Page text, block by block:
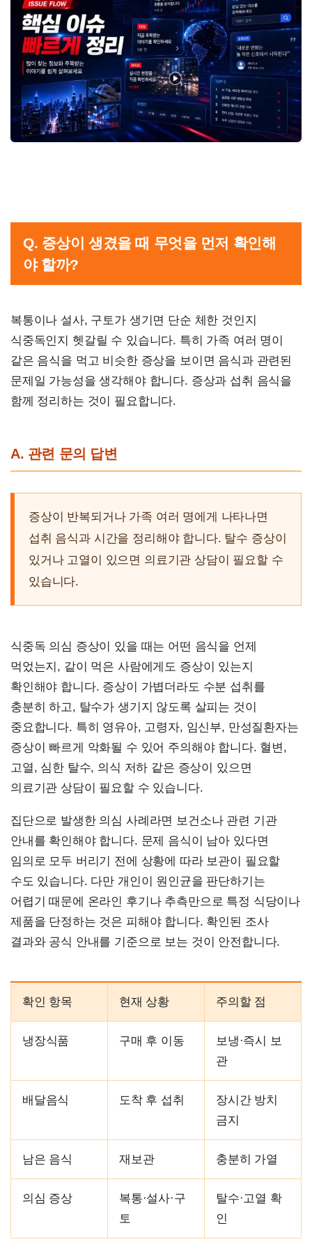
Q. 증상이 생겼을 때 무엇을 먼저 확인해
야 할까?
복통이나 설사, 구토가 생기면 단순 체한 것인지
식중독인지 헷갈릴 수 있습니다. 특히 가족 여러 명이
같은 음식을 먹고 비슷한 증상을 보이면 음식과 관련된
문제일 가능성을 생각해야 합니다. 증상과 섭취 음식을
함께 정리하는 것이 필요합니다.
A. 관련 문의 답변
증상이 반복되거나 가족 여러 명에게 나타나면
섭취 음식과 시간을 정리해야 합니다. 탈수 증상이
있거나 고열이 있으면 의료기관 상담이 필요할 수
있습니다.
식중독 의심 증상이 있을 때는 어떤 음식을 언제
먹었는지, 같이 먹은 사람에게도 증상이 있는지
확인해야 합니다. 증상이 가볍더라도 수분 섭취를
충분히 하고, 탈수가 생기지 않도록 살피는 것이
중요합니다. 특히 영유아, 고령자, 임신부, 만성질환자는
증상이 빠르게 악화될 수 있어 주의해야 합니다. 혈변,
고열, 심한 탈수, 의식 저하 같은 증상이 있으면
의료기관 상담이 필요할 수 있습니다.
집단으로 발생한 의심 사례라면 보건소나 관련 기관
안내를 확인해야 합니다. 문제 음식이 남아 있다면
임의로 모두 버리기 전에 상황에 따라 보관이 필요할
수도 있습니다. 다만 개인이 원인균을 판단하기는
어렵기 때문에 온라인 후기나 추측만으로 특정 식당이나
제품을 단정하는 것은 피해야 합니다. 확인된 조사
결과와 공식 안내를 기준으로 보는 것이 안전합니다.
확인 항목 현재 상황 주의할 점
냉장식품 구매 후 이동
보냉·즉시 보
관
배달음식 도착 후 섭취
장시간 방치
금지
남은 음식 재보관 충분히 가열
의심 증상
복통·설사·구
토
탈수·고열 확
인